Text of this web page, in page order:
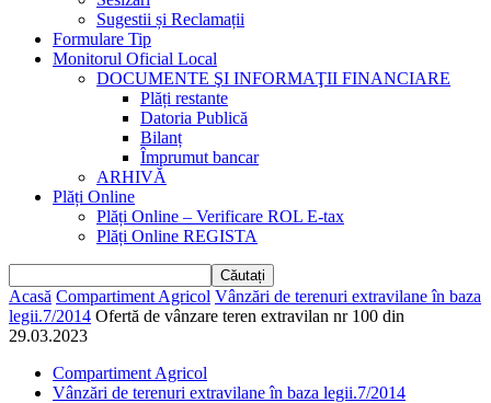
Sugestii și Reclamații
Formulare Tip
Monitorul Oficial Local
DOCUMENTE ŞI INFORMAŢII FINANCIARE
Plăți restante
Datoria Publică
Bilanț
Împrumut bancar
ARHIVĂ
Plăți Online
Plăți Online – Verificare ROL E-tax
Plăți Online REGISTA
Acasă Compartiment Agricol Vânzări de terenuri extravilane în baza
legii.7/2014 Ofertă de vânzare teren extravilan nr 100 din
29.03.2023
Compartiment Agricol
Vânzări de terenuri extravilane în baza legii.7/2014